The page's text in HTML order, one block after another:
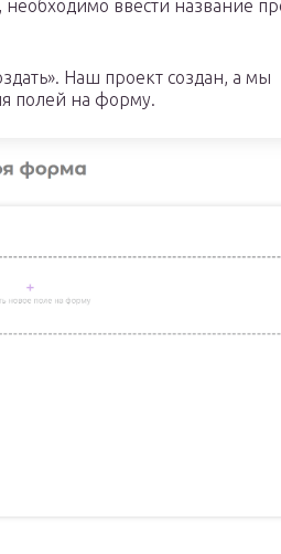
ввести название
Наш проект создан, а мы
полей на форму.